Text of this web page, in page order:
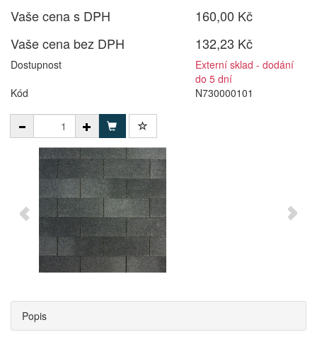
Vaše cena s DPH
160,00 Kč
Vaše cena bez DPH
132,23 Kč
Dostupnost
Externí sklad - dodání
do 5 dní
Kód
N730000101
Popis